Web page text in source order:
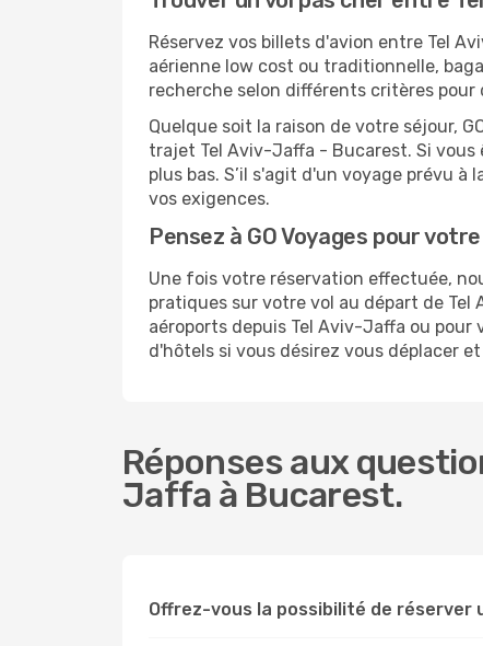
Réservez vos billets d'avion entre Tel
aérienne low cost ou traditionnelle,
recherche selon différents critères
Quelque soit la raison de votre séjour,
trajet Tel Aviv-Jaffa - Bucarest. Si vous
plus bas. S’il s'agit d'un voyage prévu
vos exigences.
Pensez à GO Voyages pour
Une fois votre réservation effectuée,
pratiques sur votre vol au départ de Tel
aéroports depuis Tel Aviv-Jaffa ou
d'hôtels si vous désirez vous déplacer
Réponses aux
Jaffa à Bucarest.
Offrez-vous la possibilité de réserver